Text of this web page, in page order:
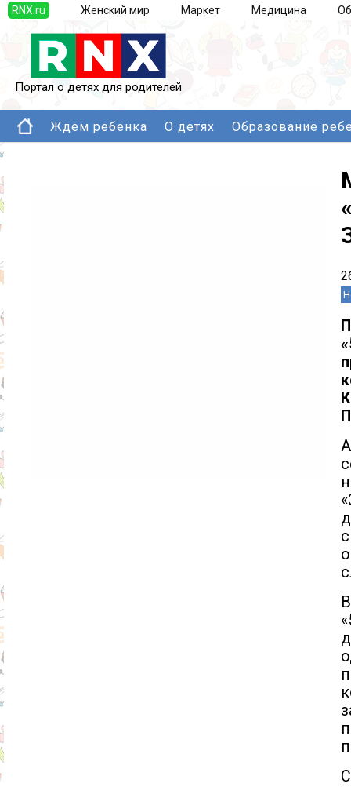
RNX.ru Женский мир Маркет Медицина
Портал о детях для родителей
Ждем ребенка О детях Образование